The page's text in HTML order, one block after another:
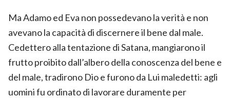
Ma Adamo ed Eva non possedevano la verità e non
avevano la capacità di discernere il bene dal male.
Cedettero alla tentazione di Satana, mangiarono il
frutto proibito dall’albero della conoscenza del bene e
del male, tradirono Dio e furono da Lui maledetti: agli
uomini fu ordinato di lavorare duramente per